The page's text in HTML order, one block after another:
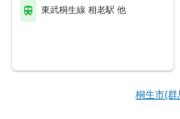
東武桐生線 相老駅 他
桐生市(群